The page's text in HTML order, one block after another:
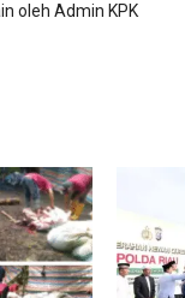
oleh Admin KPK